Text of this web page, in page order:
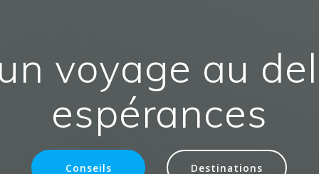
voyage au
espérances
Conseils Destinations